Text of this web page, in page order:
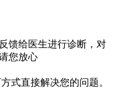
馈给医生进行诊断，对
您放心
式直接解决您的问题。